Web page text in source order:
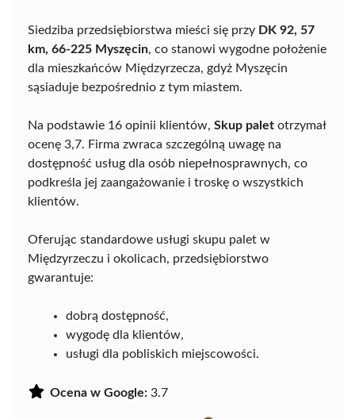
Siedziba przedsiębiorstwa mieści się przy DK 92, 57
km, 66-225 Myszęcin, co stanowi wygodne położenie
dla mieszkańców Międzyrzecza, gdyż Myszęcin
sąsiaduje bezpośrednio z tym miastem.
Na podstawie 16 opinii klientów, Skup palet otrzymał
ocenę 3,7. Firma zwraca szczególną uwagę na
dostępność usług dla osób niepełnosprawnych, co
podkreśla jej zaangażowanie i troskę o wszystkich
klientów.
Oferując standardowe usługi skupu palet w
Międzyrzeczu i okolicach, przedsiębiorstwo
gwarantuje:
dobrą dostępność,
wygodę dla klientów,
usługi dla pobliskich miejscowości.
Ocena w Google: 3.7